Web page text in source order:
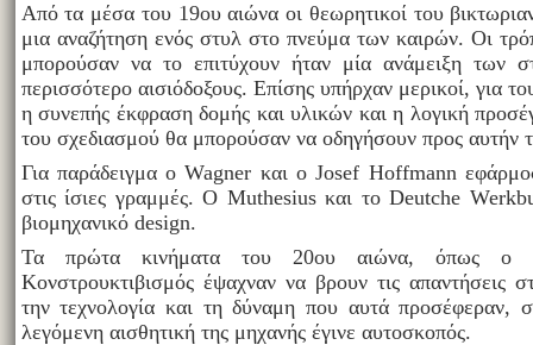
Από τα μέσα του 19ου αιώνα οι θεωρητικοί του
μια αναζήτηση ενός στυλ στο πνεύμα των καιρών. Οι
μπορούσαν να το επιτύχουν ήταν μία ανάμειξη των
περισσότερο αισιόδοξους. Επίσης υπήρχαν μερικοί, για
η συνεπής έκφραση δομής και υλικών και η λογική
του σχεδιασμού θα μπορούσαν να οδηγήσουν προς αυτήν
Για παράδειγμα ο Wagner και ο Josef Hoffmann
στις ίσιες γραμμές. Ο Muthesius και το Deutche
βιομηχανικό design.
Τα πρώτα κινήματα του 20ου αιώνα, όπως ο
Κονστρουκτιβισμός έψαχναν να βρουν τις απαντήσεις
την τεχνολογία και τη δύναμη που αυτά προσέφεραν,
λεγόμενη αισθητική της μηχανής έγινε αυτοσκοπός.